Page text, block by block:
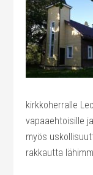
kirkkoherralle
vapaaehtoisille
myös
rakkautta